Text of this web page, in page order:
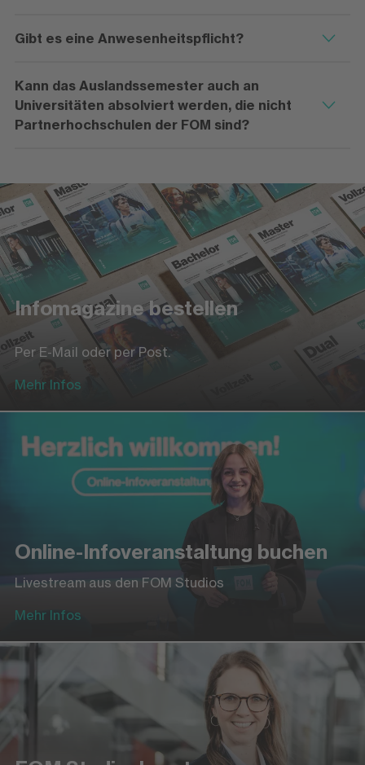
Gibt es eine Anwesenheitspflicht?
Kann das Auslandssemester auch an
Universitäten absolviert werden, die nicht
Partnerhochschulen der FOM sind?
Infomagazine bestellen
Per E-Mail oder per Post.
Mehr Infos
Online-Infoveranstaltung buchen
Livestream aus den FOM Studios
Mehr Infos